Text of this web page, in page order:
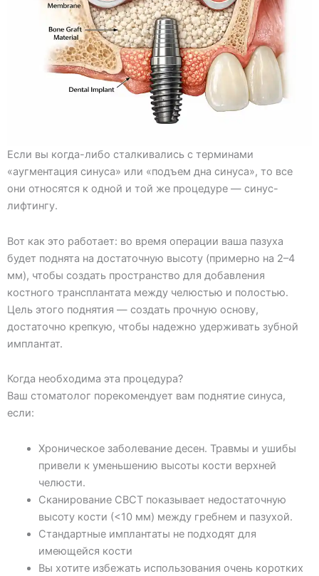
Если вы когда-либо сталкивались с терминами
«аугментация синуса» или «подъем дна синуса», то все
они относятся к одной и той же процедуре — синус-
лифтингу.
Вот как это работает: во время операции ваша пазуха
будет поднята на достаточную высоту (примерно на 2–4
мм), чтобы создать пространство для добавления
костного трансплантата между челюстью и полостью.
Цель этого поднятия — создать прочную основу,
достаточно крепкую, чтобы надежно удерживать зубной
имплантат.
Когда необходима эта процедура?
Ваш стоматолог порекомендует вам поднятие синуса,
если:
Хроническое заболевание десен. Травмы и ушибы
привели к уменьшению высоты кости верхней
челюсти.
Сканирование CBCT показывает недостаточную
высоту кости (<10 мм) между гребнем и пазухой.
Стандартные имплантаты не подходят для
имеющейся кости
Вы хотите избежать использования очень коротких